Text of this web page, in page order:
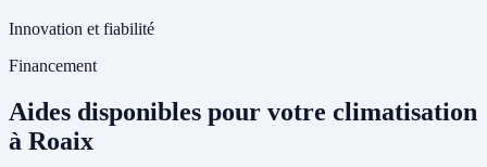
Innovation et fiabilité
Financement
Aides disponibles pour votre climatisation
à Roaix